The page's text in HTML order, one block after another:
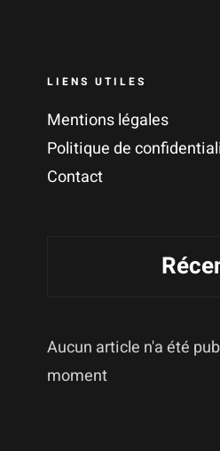
LIENS UTILES
Mentions légales
Politique de
Contact
Aucun article n'a été
moment